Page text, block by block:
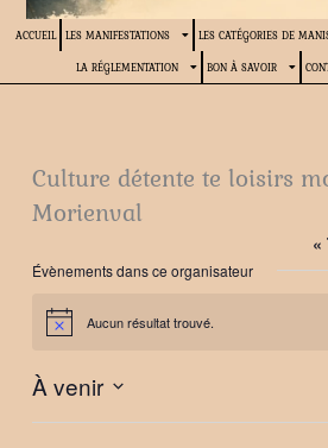
ACCUEIL LES MANIFESTATIONS LES CATÉGORIES DE
LA RÉGLEMENTATION BON À SAVOIR
Culture détente te loisirs
Morienval
«
Évènements dans ce organisateur
Notice Aucun résultat trouvé.
À venir
Sélectionnez